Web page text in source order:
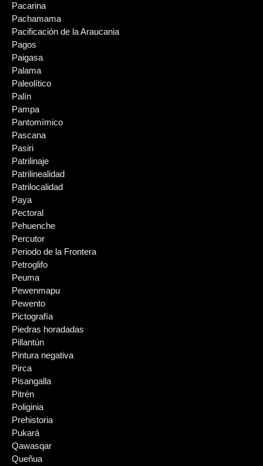
Pacarina
Pachamama
Pacificación de la Araucania
Pagos
Paigasa
Palama
Paleolítico
Palín
Pampa
Pantomímico
Pascana
Pasiri
Patrilinaje
Patrilinealidad
Patrilocalidad
Paya
Pectoral
Pehuenche
Percutor
Periodo de la Frontera
Petroglifo
Peuma
Pewenmapu
Pewento
Pictografía
Piedras horadadas
Pillantún
Pintura negativa
Pirca
Pisangalla
Pitrén
Poliginia
Prehistoria
Pukará
Qawasqar
Queñua